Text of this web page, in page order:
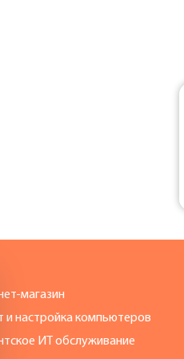
магазин
и настройка компьютеров
ИТ обслуживание